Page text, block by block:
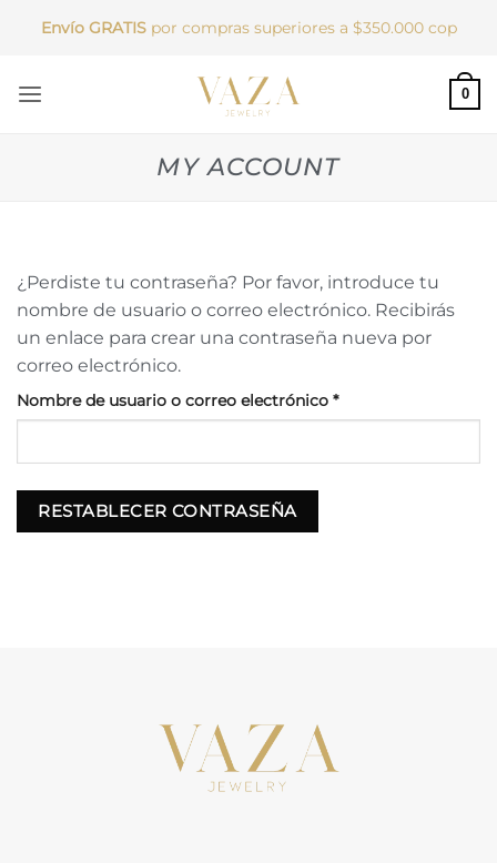
Envío GRATIS por compras superiores a $350.000 cop
0
MY ACCOUNT
¿Perdiste tu contraseña? Por favor, introduce tu
nombre de usuario o correo electrónico. Recibirás
un enlace para crear una contraseña nueva por
correo electrónico.
Nombre de usuario o correo electrónico *Obligatorio
RESTABLECER CONTRASEÑA